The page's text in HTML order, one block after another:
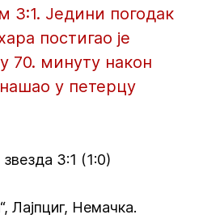
3:1. Једини погодак
постигао је
70. минуту након
у петерцу
3:1 (1:0)
Лајпциг, Немачка.